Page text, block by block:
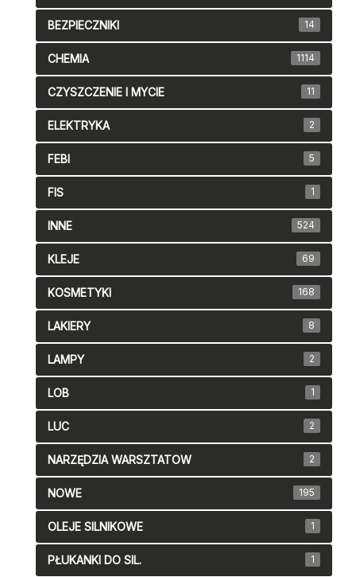
BEZPIECZNIKI 14
CHEMIA 1114
CZYSZCZENIE I MYCIE 11
ELEKTRYKA 2
FEBI 5
FIS 1
INNE 524
KLEJE 69
KOSMETYKI 168
LAKIERY 8
LAMPY 2
LOB 1
LUC 2
NARZĘDZIA WARSZTATOW 2
NOWE 195
OLEJE SILNIKOWE 1
PŁUKANKI DO SIL. 1